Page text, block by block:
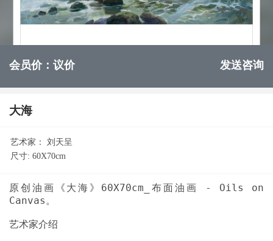
会员价：议价 发送咨询
大海
艺术家：
刘天呈
尺寸: 60X70cm
原创油画《大海》60X70cm_布面油画 - Oils on